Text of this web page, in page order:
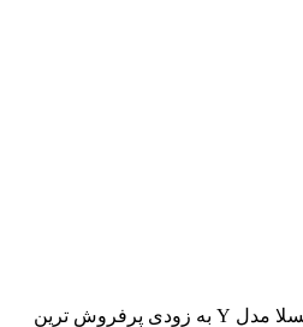
/ تسلا مدل Y به زودی پرفروش ترین